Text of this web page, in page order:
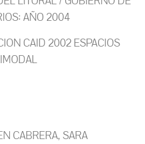
AÑO 2004
CAID 2002 ESPACIOS
CABRERA, SARA